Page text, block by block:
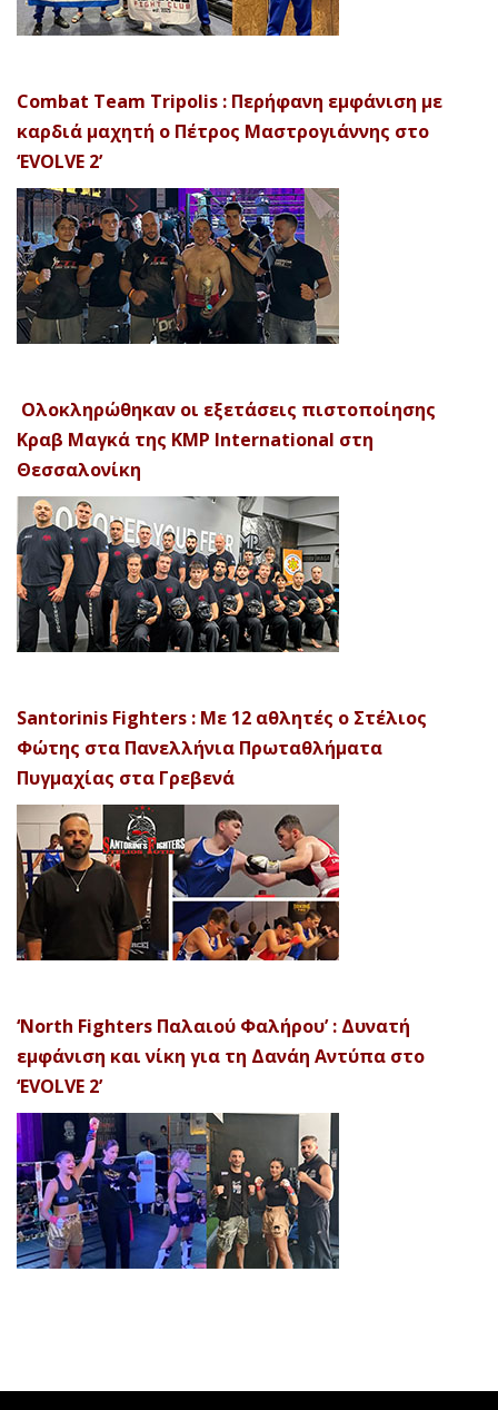
Combat Team Tripolis : Περήφανη εμφάνιση με
καρδιά μαχητή ο Πέτρος Μαστρογιάννης στο
‘EVOLVE 2’
Ολοκληρώθηκαν οι εξετάσεις πιστοποίησης
Κραβ Μαγκά της KMP International στη
Θεσσαλονίκη
Santorinis Fighters : Με 12 αθλητές ο Στέλιος
Φώτης στα Πανελλήνια Πρωταθλήματα
Πυγμαχίας στα Γρεβενά
‘North Fighters Παλαιού Φαλήρου’ : Δυνατή
εμφάνιση και νίκη για τη Δανάη Αντύπα στο
‘EVOLVE 2’